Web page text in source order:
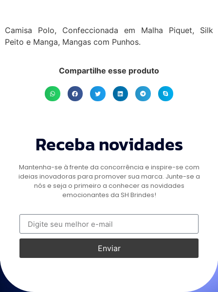
Camisa Polo, Confeccionada em Malha Piquet, Silk
Peito e Manga, Mangas com Punhos.
Compartilhe esse produto
Receba novidades
Mantenha-se à frente da concorrência e inspire-se com
ideias inovadoras para promover sua marca. Junte-se a
nós e seja o primeiro a conhecer as novidades
emocionantes da SH Brindes!
Enviar